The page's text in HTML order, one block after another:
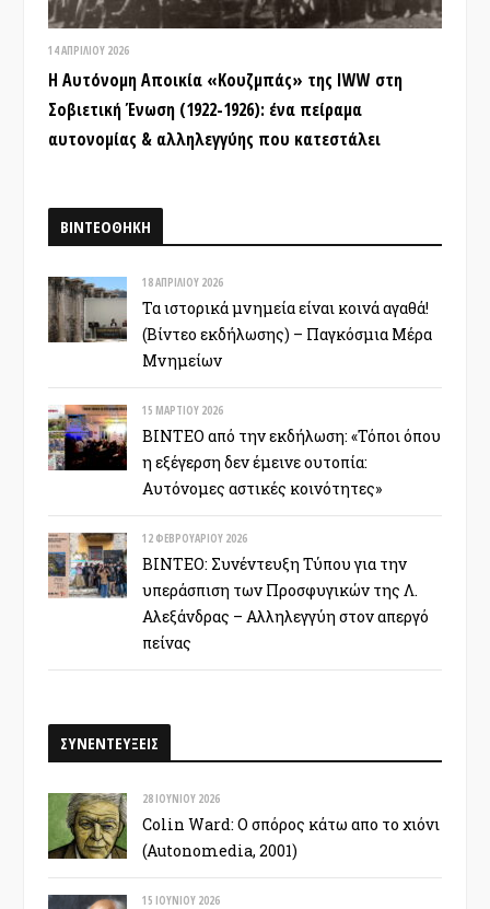
14 ΑΠΡΙΛΊΟΥ 2026
Η Αυτόνομη Αποικία «Κουζμπάς» της IWW στη
Σοβιετική Ένωση (1922-1926): ένα πείραμα
αυτονομίας & αλληλεγγύης που κατεστάλει
ΒΙΝΤΕΟΘΗΚΗ
18 ΑΠΡΙΛΊΟΥ 2026
Τα ιστορικά μνημεία είναι κοινά αγαθά!
(Βίντεο εκδήλωσης) – Παγκόσμια Μέρα
Μνημείων
15 ΜΑΡΤΊΟΥ 2026
ΒΙΝΤΕΟ από την εκδήλωση: «Τόποι όπου
η εξέγερση δεν έμεινε ουτοπία:
Αυτόνομες αστικές κοινότητες»
12 ΦΕΒΡΟΥΑΡΊΟΥ 2026
ΒΙΝΤΕΟ: Συνέντευξη Τύπου για την
υπεράσπιση των Προσφυγικών της Λ.
Αλεξάνδρας – Αλληλεγγύη στον απεργό
πείνας
ΣΥΝΕΝΤΕΥΞΕΙΣ
28 ΙΟΥΝΊΟΥ 2026
Colin Ward: Ο σπόρος κάτω απο το χιόνι
(Autonomedia, 2001)
15 ΙΟΥΝΊΟΥ 2026